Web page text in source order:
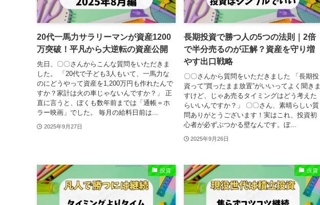
20代一馬力サラリーマンが資産1200
万突破！平凡から大逆転の資産公開
先日、〇〇さんからこんな質問をいただきま
した。 「20代で子ども3人もいて、一馬力な
のにどうやって資産を1,200万円も作れたんで
すか？家計は火の車じゃないんですか？」 正
直に言うと、ぼくも数年前までは「通帳＝ホ
ラー映画」でした。 毎月の給料日前は...
2025年9月27日
長期投資で勝つ人の5つの法則｜2倍
で半分売るのが正解？資産を守り増
やす出口戦略
〇〇さんから質問をいただきました 「長期投
資って“買ったまま放置”がいいってよく聞きま
すけど、じゃあ売るタイミングはどう考えた
らいいんですか？」 〇〇さん、素晴らしい質
問ありがとうございます！実はこれ、投資初
心者が必ずぶつかる壁なんです。ぼ...
2025年9月26日
投資 投資